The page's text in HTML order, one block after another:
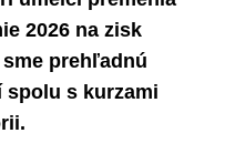
2026 na zisk
prehľadnú
s kurzami